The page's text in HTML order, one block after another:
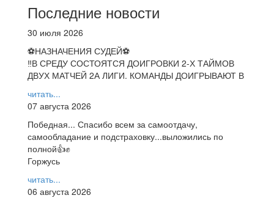
Последние новости
30 июля 2026
⚽НАЗНАЧЕНИЯ СУДЕЙ⚽
‼В СРЕДУ СОСТОЯТСЯ ДОИГРОВКИ 2-Х ТАЙМОВ
ДВУХ МАТЧЕЙ 2А ЛИГИ. КОМАНДЫ ДОИГРЫВАЮТ В
читать...
07 августа 2026
Победная... Спасибо всем за самоотдачу,
самообладание и подстраховку...выложились по
полной👍✊
Горжусь
читать...
06 августа 2026